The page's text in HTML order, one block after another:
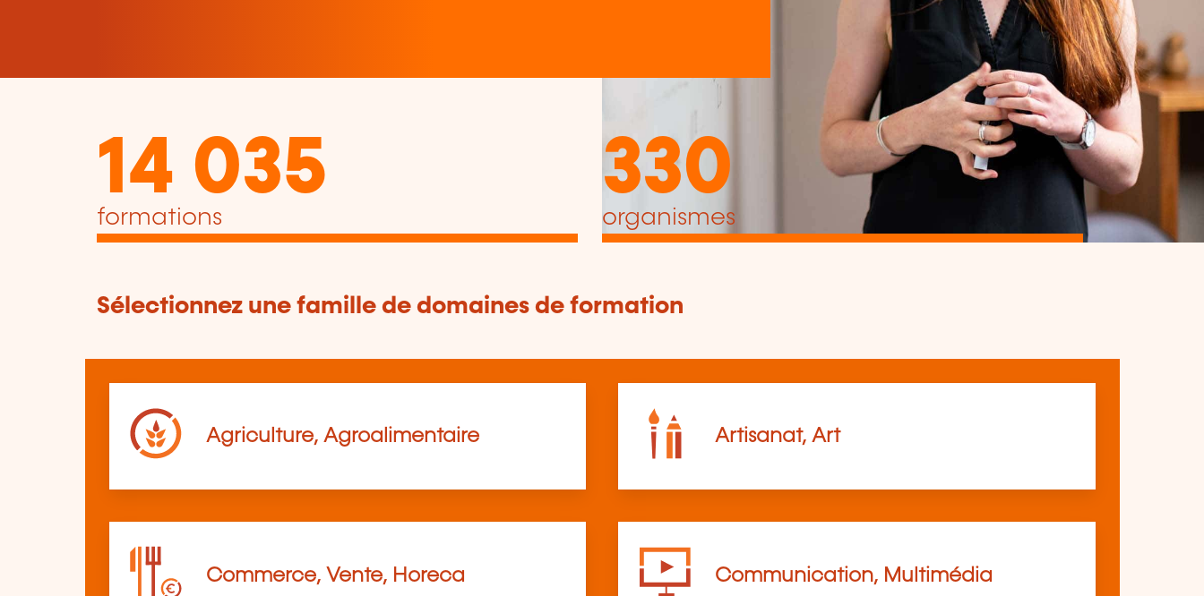
14 035
formations
330
organismes
Sélectionnez une famille de domaines de formation
Agriculture, Agroalimentaire Artisanat, Art
Commerce, Vente, Horeca Communication, Multimédia